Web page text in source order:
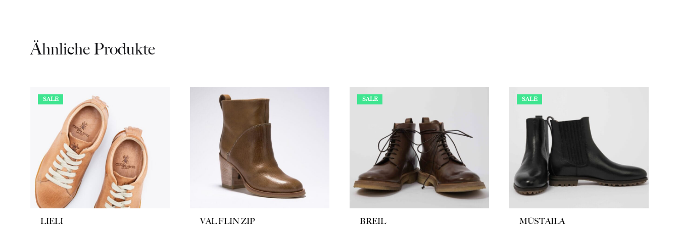
Ähnliche Produkte
SALE
LIELI VAL FLIN ZIP
SALE
BREIL
SALE
MÜSTAILA